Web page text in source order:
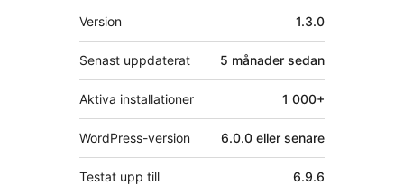
Meta
Version 1.3.0
Senast uppdaterat 5 månader sedan
Aktiva installationer 1 000+
WordPress-version 6.0.0 eller senare
Testat upp till 6.9.6